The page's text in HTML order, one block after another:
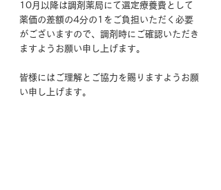
10月以降は調剤薬局にて選定療養費として
薬価の差額の4分の1をご負担いただく必要
がございますので、調剤時にご確認いただき
ますようお願い申し上げます。
皆様にはご理解とご協力を賜りますようお願
い申し上げます。